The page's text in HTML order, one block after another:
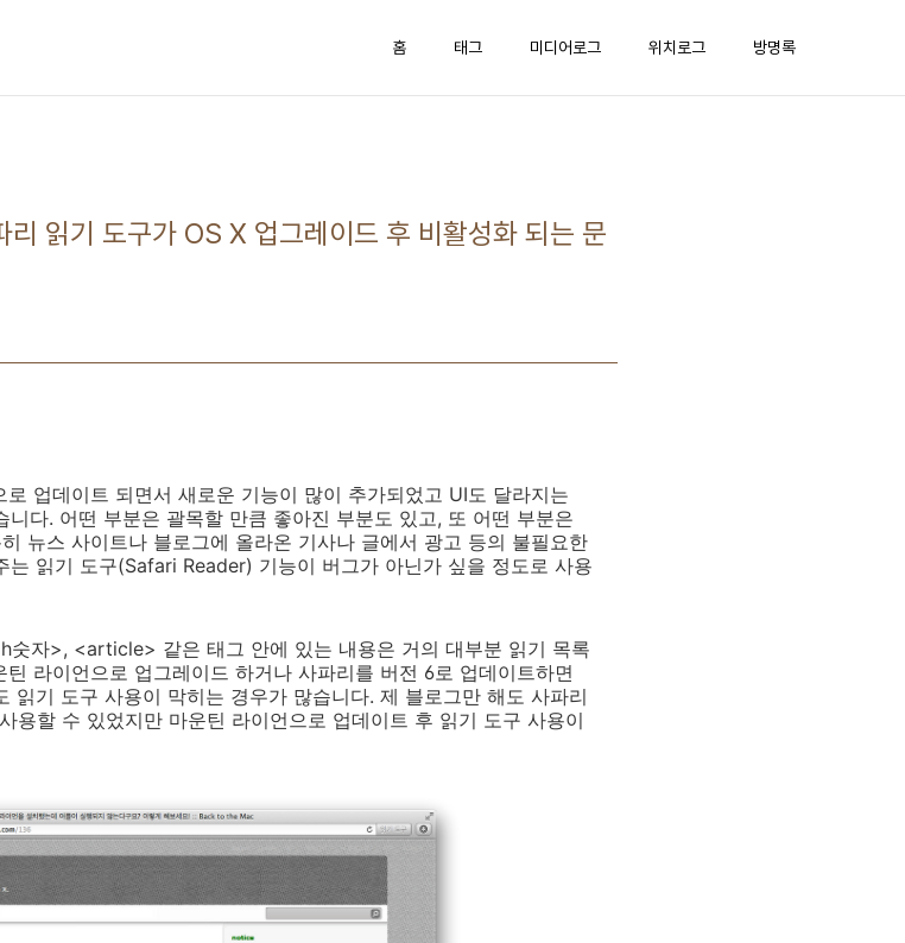
홈 태그 미디어로그 위치로그 방명록
읽기 도구가 OS X 업그레이드 후 비활성화 되는 문
업데이트 되면서 새로운 기능이 많이 추가되었고 UI도 달라지는
다. 어떤 부분은 괄목할 만큼 좋아진 부분도 있고, 또 어떤 부분은
뉴스 사이트나 블로그에 올라온 기사나 글에서 광고 등의 불필요한
읽기 도구(Safari Reader) 기능이 버그가 아닌가 싶을 정도로 사용
자>, <article> 같은 태그 안에 있는 내용은 거의 대부분 읽기 목록
라이언으로 업그레이드 하거나 사파리를 버전 6로 업데이트하면
읽기 도구 사용이 막히는 경우가 많습니다. 제 블로그만 해도 사파리
용할 수 있었지만 마운틴 라이언으로 업데이트 후 읽기 도구 사용이